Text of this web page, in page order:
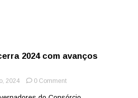
2024 com avanços
2024 0 Commenton